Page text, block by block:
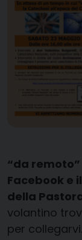
“da
Facebook e
della
volantino
per collegarvi.